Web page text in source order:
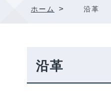
ホーム > 沿革
沿革